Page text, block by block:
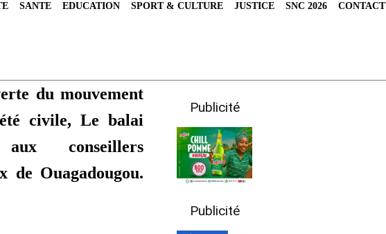
SANTE EDUCATION SPORT & CULTURE JUSTICE SNC 2026 CONTACT
du mouvement
civile, Le balai
conseillers
de Ouagadougou.
Publicité
Publicité